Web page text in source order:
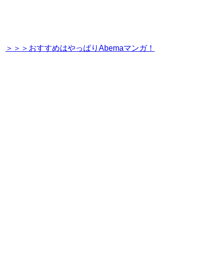
＞＞＞おすすめはやっぱりAbemaマンガ！